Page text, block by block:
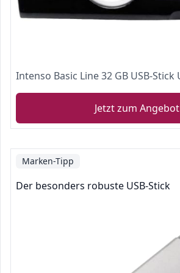
Jetzt zum Angebot
Marken-Tipp
Der besonders robuste USB-Stick